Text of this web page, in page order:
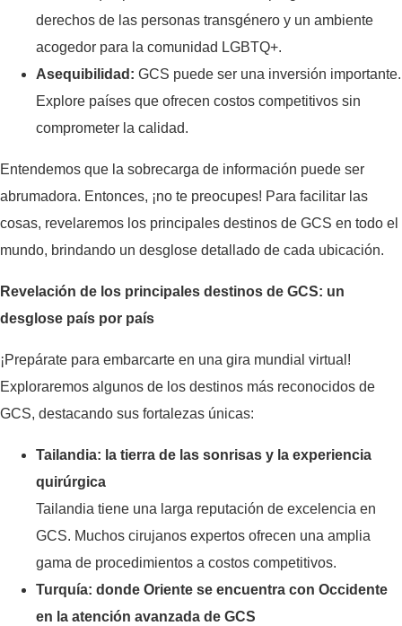
derechos de las personas transgénero y un ambiente
acogedor para la comunidad LGBTQ+.
Asequibilidad: GCS puede ser una inversión importante.
Explore países que ofrecen costos competitivos sin
comprometer la calidad.
Entendemos que la sobrecarga de información puede ser
abrumadora. Entonces, ¡no te preocupes! Para facilitar las
cosas, revelaremos los principales destinos de GCS en todo el
mundo, brindando un desglose detallado de cada ubicación.
Revelación de los principales destinos de GCS: un
desglose país por país
¡Prepárate para embarcarte en una gira mundial virtual!
Exploraremos algunos de los destinos más reconocidos de
GCS, destacando sus fortalezas únicas:
Tailandia: la tierra de las sonrisas y la experiencia
quirúrgica
Tailandia tiene una larga reputación de excelencia en
GCS. Muchos cirujanos expertos ofrecen una amplia
gama de procedimientos a costos competitivos.
Turquía: donde Oriente se encuentra con Occidente
en la atención avanzada de GCS